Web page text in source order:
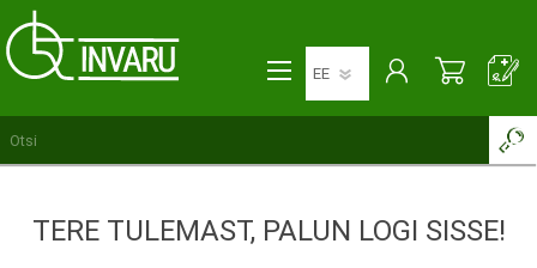
TERE TULEMAST, PALUN LOGI SISSE!